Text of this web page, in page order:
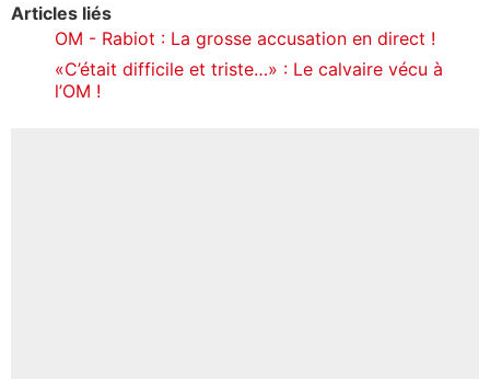
Articles liés
OM - Rabiot : La grosse accusation en direct !
«C’était difficile et triste…» : Le calvaire vécu à
l’OM !